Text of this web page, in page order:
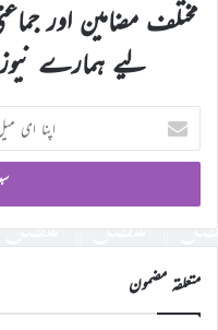
مختلف مضامین اور
لیے ہمارے نیوز
اپنا
ای
میل
ڈی
درج
کریں
متعلقہ مضمون